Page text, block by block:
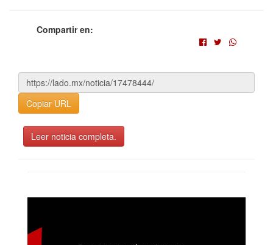
Compartir en:
Copiar URL
Leer noticia completa.